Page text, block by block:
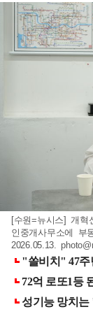
[수원=뉴시스] 개
인중개사무소에
2026.05.13.